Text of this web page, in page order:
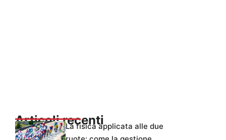
Articoli recentiLa fisica applicata alle due